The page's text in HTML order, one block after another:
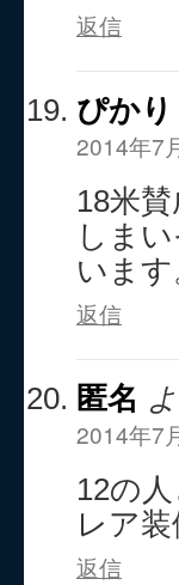
返信
ぴかり
2014年7
18米
しま
います
返信
匿名
2014年7
12の
レア
返信